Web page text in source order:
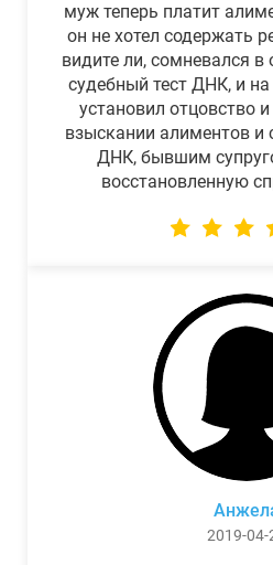
муж теперь платит
он не хотел содержать
видите ли, сомневался в
судебный тест ДНК, и
установил отцовство
взыскании алиментов и
ДНК, бывшим
восстановленную
2019-04-